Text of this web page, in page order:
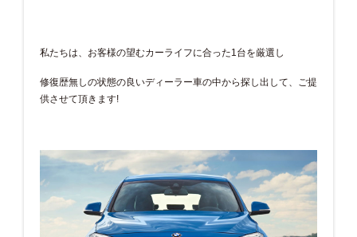
私たちは、お客様の望むカーライフに合った1台を厳選し
修復歴無しの状態の良いディーラー車の中から探し出して、ご提
供させて頂きます!